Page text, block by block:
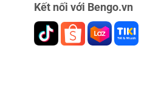
Kết nối với Bengo.vn